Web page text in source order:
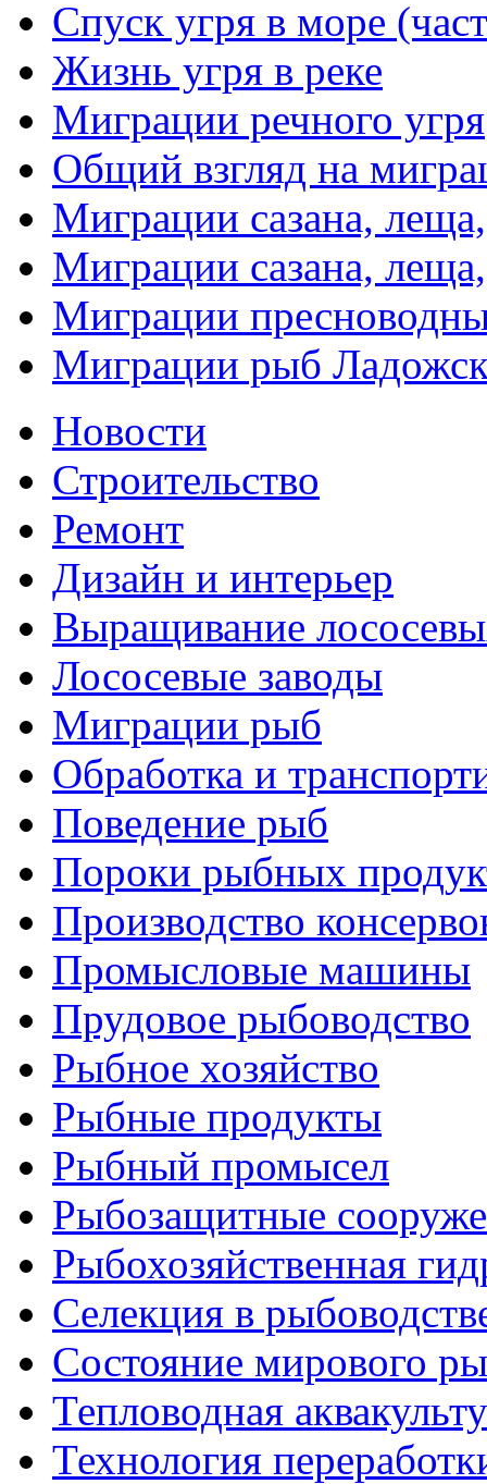
Спуск угря в море
Жизнь угря в реке
Миграции речного угря
Общий взгляд на
Миграции сазана,
Миграции сазана,
Миграции
Миграции рыб
Новости
Строительство
Ремонт
Дизайн и интерьер
Выращивание
Лососевые заводы
Миграции рыб
Обработка и
Поведение рыб
Пороки рыбных
Производство
Промысловые машины
Прудовое рыбоводство
Рыбное хозяйство
Рыбные продукты
Рыбный промысел
Рыбозащитные
Рыбохозяйственная
Селекция в
Состояние мирового
Тепловодная
Технология